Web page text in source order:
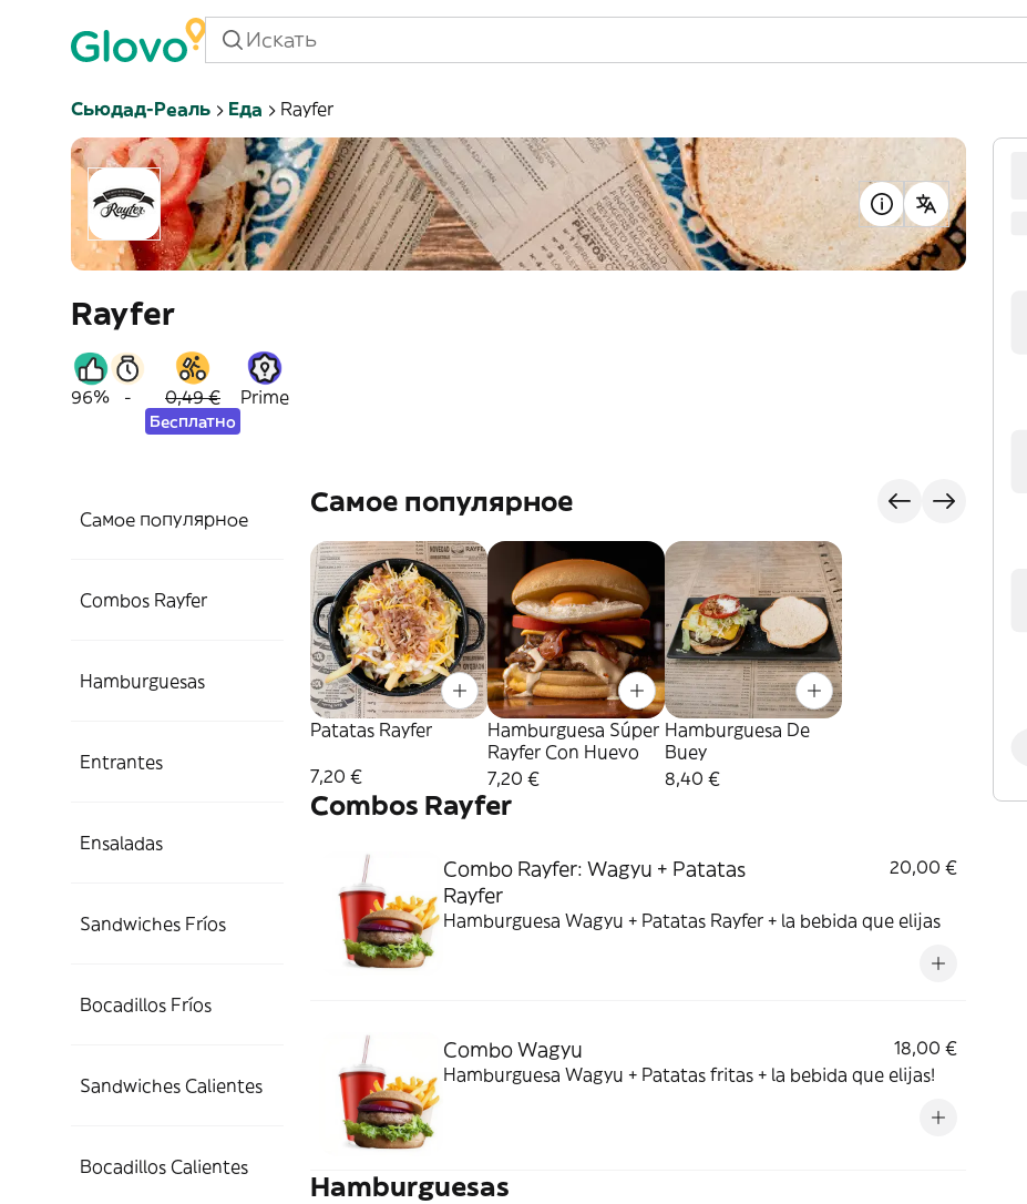
Сьюдад-Реаль Еда Rayfer
Rayfer
96% - 0,49 €
Бесплатно
Prime
Самое популярное
Combos Rayfer
Hamburguesas
Entrantes
Ensaladas
Sandwiches Fríos
Bocadillos Fríos
Sandwiches Calientes
Bocadillos Calientes
Самое популярное
Patatas Rayfer
7,20 €
Hamburguesa Súper
Rayfer Con Huevo
7,20 €
Hamburguesa De
Buey
8,40 €
Combos Rayfer
Combo Rayfer: Wagyu + Patatas
Rayfer
20,00 €
Hamburguesa Wagyu + Patatas Rayfer + la bebida que elijas
Combo Wagyu
18,00 €
Hamburguesa Wagyu + Patatas fritas + la bebida que elijas!
Hamburguesas